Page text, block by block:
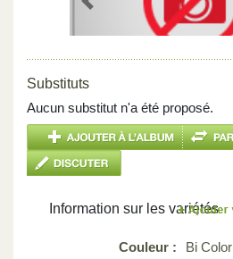
Previous
Substituts
Aucun substitut n'a été proposé.
Information sur les variétés
Couleur :
Bi Color